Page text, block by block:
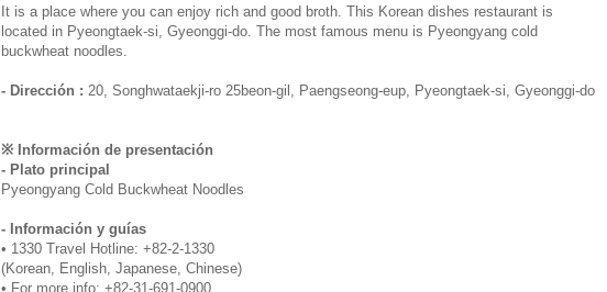
It is a place where you can enjoy rich and good broth. This Korean dishes restaurant is
located in Pyeongtaek-si, Gyeonggi-do. The most famous menu is Pyeongyang cold
buckwheat noodles.
- Dirección : 20, Songhwataekji-ro 25beon-gil, Paengseong-eup, Pyeongtaek-si, Gyeonggi-do
※ Información de presentación
- Plato principal
Pyeongyang Cold Buckwheat Noodles
- Información y guías
• 1330 Travel Hotline: +82-2-1330
(Korean, English, Japanese, Chinese)
• For more info: +82-31-691-0900